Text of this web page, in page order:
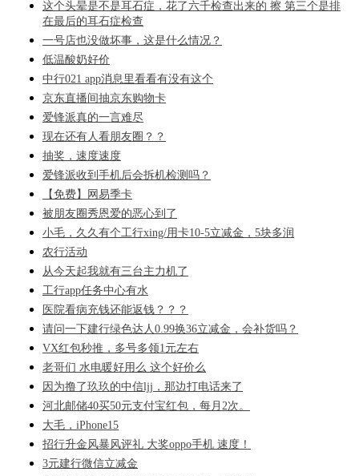
这个头晕是不是耳石症，花了六千检查出来的 擦 第三个是排
在最后的耳石症检查
一号店也没做坏事，这是什么情况？
低温酸奶好价
中行021 app消息里看看有没有这个
京东直播间抽京东购物卡
爱锋派真的一言难尽
现在还有人看朋友圈？？
抽奖，速度速度
爱锋派收到手机后会拆机检测吗？
【免费】网易季卡
被朋友圈秀恩爱的恶心到了
小毛，久久有个工行xing/用卡10-5立减金，5块多润
农行活动
从今天起我就有三台主力机了
工行app任务中心有水
医院看病充钱还能返钱？？？
请问一下建行绿色达人0.99换36立减金，会补货吗？
VX红包秒推，多号多领1元左右
老哥们 水电暖好用么 这个好价么
因为撸了玖玖的中信ljj，那边打电话来了
河北邮储40买50元支付宝红包，每月2次。
大毛，iPhone15
招行升金风暴风评礼 大奖oppo手机 速度！
3元建行微信立减金